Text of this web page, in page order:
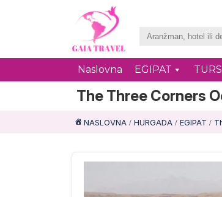
Naslovna EGIPAT
The Three Corners
NASLOVNA HURGADA EGIPAT